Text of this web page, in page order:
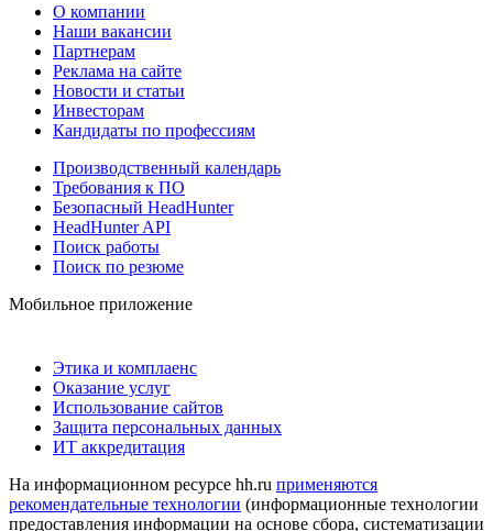
О компании
Наши вакансии
Партнерам
Реклама на сайте
Новости и статьи
Инвесторам
Кандидаты по профессиям
Производственный календарь
Требования к ПО
Безопасный HeadHunter
HeadHunter API
Поиск работы
Поиск по резюме
Мобильное приложение
Этика и комплаенс
Оказание услуг
Использование сайтов
Защита персональных данных
ИТ аккредитация
На информационном ресурсе hh.ru применяются
рекомендательные технологии (информационные технологии
предоставления информации на основе сбора, систематизации